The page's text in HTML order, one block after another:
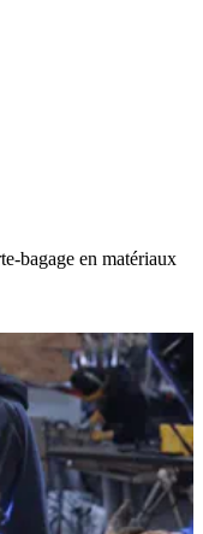
bagage en matériaux